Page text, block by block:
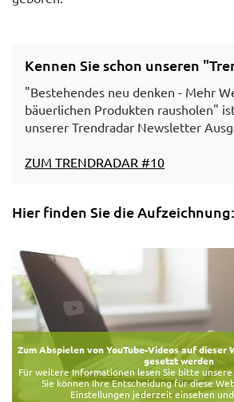
Kennen Sie schon unseren
"Bestehendes neu denken - Mehr
bäuerlichen Produkten rausholen"
unserer Trendradar Newsletter
ZUM TRENDRADAR #10
Hier finden Sie die Aufzeichnung:
Zum Abspielen von YouTube-Videos auf dieser
gesetzt werden
Für weitere Informationen lesen Sie bitte unsere
Sie können Ihre Entscheidung für diese
Einstellungen jederzeit einsehen